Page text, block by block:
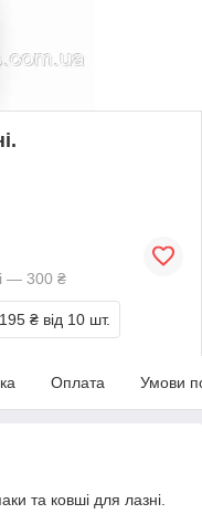
— 300 ₴
195 ₴ від 10 шт.
Оплата Умови
та ковші для лазні.